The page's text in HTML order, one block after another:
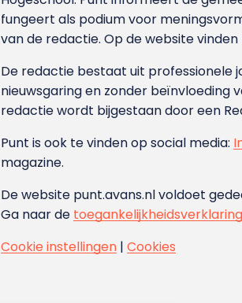
fungeert als podium voor
van de redactie. Op de website
De redactie bestaat uit professionele
nieuwsgaring en zonder beïnvloeding
redactie wordt bijgestaan door een
Punt is ook te vinden op social media:
magazine.
De website punt.avans.nl voldoet
Ga naar de
Cookie instellingen |Cookies